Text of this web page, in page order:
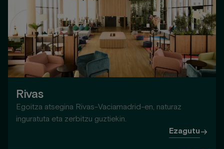
Rivas
Egoitza atsegina Rivas-Vaciamadrid-en, naturaz
inguratuta eta zerbitzu guztiekin.
Ezagutu